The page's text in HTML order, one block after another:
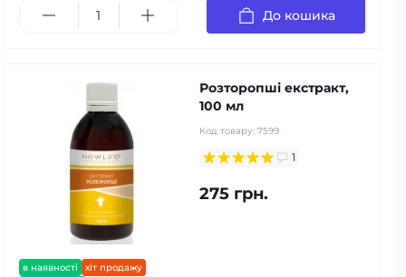
До кошика
в наявності
хіт продажу
Розторопші екстракт,
100 мл
Код товару: 7599
1
275 грн.